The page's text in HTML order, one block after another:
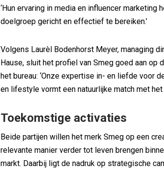
‘Hun ervaring in media en influencer marketing
doelgroep gericht en effectief te bereiken.’
Volgens Laurèl Bodenhorst Meyer, managing
Hause, sluit het profiel van Smeg goed aan op
het bureau: ‘Onze expertise in- en liefde voor
en lifestyle vormt een natuurlijke match met het
Toekomstige activaties
Beide partijen willen het merk Smeg op een
relevante manier verder tot leven brengen
markt. Daarbij ligt de nadruk op strategische